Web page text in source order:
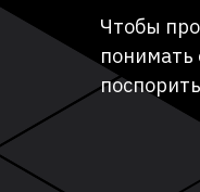
Чтобы
понимать